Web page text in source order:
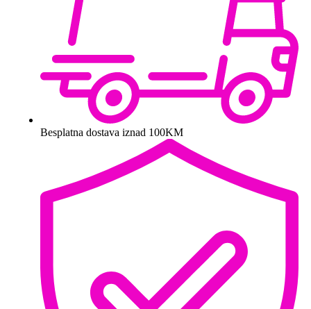
Besplatna dostava iznad 100KM